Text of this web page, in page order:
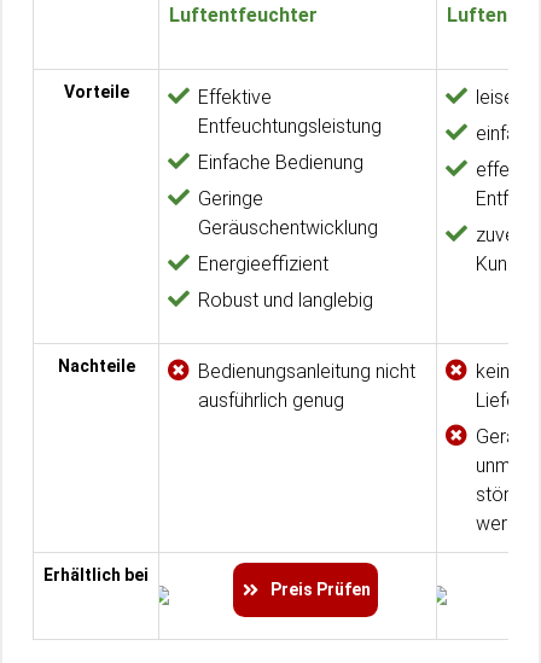
Luftentfeuchter
Vorteile
Effektive
Entfeuchtungsleistung
Einfache Bedienung
Geringe
Geräuschentwicklung
Energieeffizient
Robust und langlebig
leise
Nachteile
Bedienungsanleitung nicht
ausführlich genug
kein
werden
Erhältlich bei
Preis Prüfen